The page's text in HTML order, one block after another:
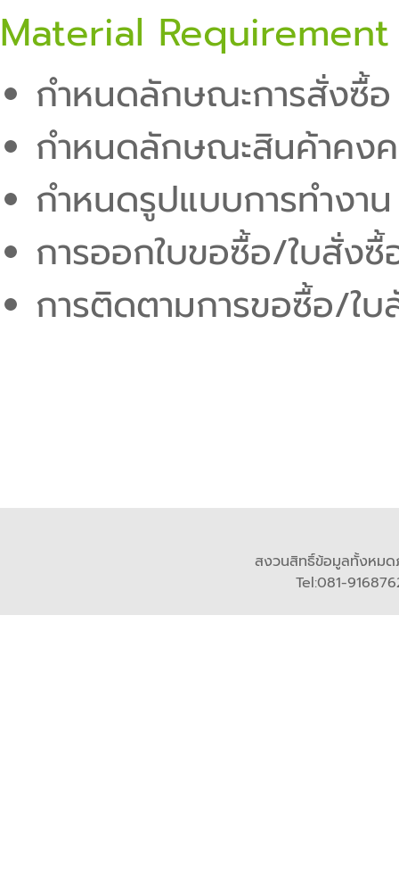
Material
กำหนดลักษณะการสั่งซื้อ
กำหนดลักษณะสินค้าคง
กำหนดรูปแบบการทำงาน
การออกใบขอซื้อ/ใบสั่งซื้
การติดตามการขอซื้อ/ใ
สงวนสิทธิ์ข้อมูลทั้งหมด
Tel:081-